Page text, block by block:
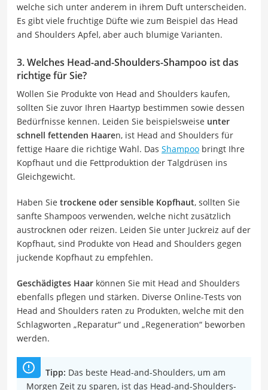
welche sich unter anderem in ihrem Duft unterscheiden.
Es gibt viele fruchtige Düfte wie zum Beispiel das Head
and Shoulders Apfel, aber auch blumige Varianten.
3. Welches Head-and-Shoulders-Shampoo ist das
richtige für Sie?
Wollen Sie Produkte von Head and Shoulders kaufen,
sollten Sie zuvor Ihren Haartyp bestimmen sowie dessen
Bedürfnisse kennen. Leiden Sie beispielsweise unter
schnell fettenden Haaren, ist Head and Shoulders für
fettige Haare die richtige Wahl. Das Shampoo bringt Ihre
Kopfhaut und die Fettproduktion der Talgdrüsen ins
Gleichgewicht.
Haben Sie trockene oder sensible Kopfhaut, sollten Sie
sanfte Shampoos verwenden, welche nicht zusätzlich
austrocknen oder reizen. Leiden Sie unter Juckreiz auf der
Kopfhaut, sind Produkte von Head and Shoulders gegen
juckende Kopfhaut zu empfehlen.
Geschädigtes Haar können Sie mit Head and Shoulders
ebenfalls pflegen und stärken. Diverse Online-Tests von
Head and Shoulders raten zu Produkten, welche mit den
Schlagworten „Reparatur“ und „Regeneration“ beworben
werden.
Tipp: Das beste Head-and-Shoulders, um am
Morgen Zeit zu sparen, ist das Head-and-Shoulders-